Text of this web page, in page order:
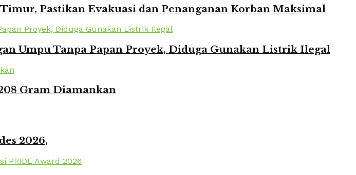
Pastikan Evakuasi dan Penanganan Korban Maksimal
Umpu Tanpa Papan Proyek, Diduga Gunakan Listrik Ilegal
Gram Diamankan
2026,